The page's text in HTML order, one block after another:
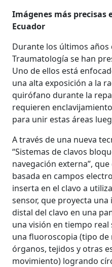
Imágenes más precisas
Ecuador
Durante los últimos años
Traumatología se han
Uno de ellos está
una alta exposición a la
quirófano durante la
requieren
para unir estas áreas
A través de una nueva
“Sistemas de clavos
navegación externa”,
basada en campos
inserta en el clavo a
sensor, que proyecta
distal del clavo en una
una visión en tiempo
una fluoroscopia (tipo
órganos, tejidos y otras
movimiento) logrando